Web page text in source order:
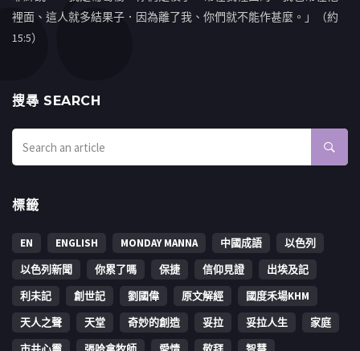
裡面、這人就多結果子．因為離了我、你們就不能作甚麼。」（約
15:5）
搜㝷 SEARCH
標籤
EN ENGLISH MONDAY MANNA 中國成語
以色列
以色列新聞
你累了嗎 保捷 信仰見證
出埃及記
利未記
創世記 劉國偉 原文解經
國度禾場KHM
天人之聲
天堂 奇妙的創造 妥拉 妥拉人生
家庭